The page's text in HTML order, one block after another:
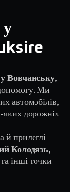
у
Вовчанську,
Ми
автомобілів,
яких дорожніх
й прилеглі
Колодязь,
інші точки